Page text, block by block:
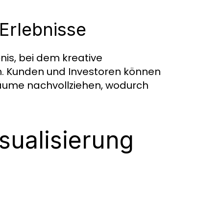
bei dem kreative
und Investoren können
nachvollziehen, wodurch